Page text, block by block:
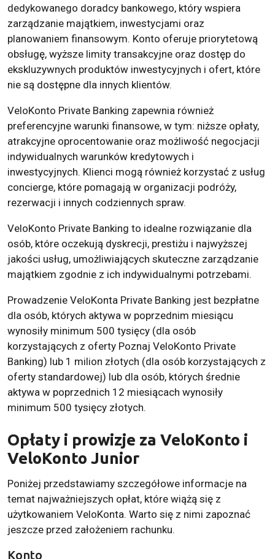
dedykowanego doradcy bankowego, który wspiera
zarządzanie majątkiem, inwestycjami oraz
planowaniem finansowym. Konto oferuje priorytetową
obsługę, wyższe limity transakcyjne oraz dostęp do
ekskluzywnych produktów inwestycyjnych i ofert, które
nie są dostępne dla innych klientów.
VeloKonto Private Banking zapewnia również
preferencyjne warunki finansowe, w tym: niższe opłaty,
atrakcyjne oprocentowanie oraz możliwość negocjacji
indywidualnych warunków kredytowych i
inwestycyjnych. Klienci mogą również korzystać z usług
concierge, które pomagają w organizacji podróży,
rezerwacji i innych codziennych spraw.
VeloKonto Private Banking to idealne rozwiązanie dla
osób, które oczekują dyskrecji, prestiżu i najwyższej
jakości usług, umożliwiających skuteczne zarządzanie
majątkiem zgodnie z ich indywidualnymi potrzebami.
Prowadzenie VeloKonta Private Banking jest bezpłatne
dla osób, których aktywa w poprzednim miesiącu
wynosiły minimum 500 tysięcy (dla osób
korzystających z oferty Poznaj VeloKonto Private
Banking) lub 1 milion złotych (dla osób korzystających z
oferty standardowej) lub dla osób, których średnie
aktywa w poprzednich 12 miesiącach wynosiły
minimum 500 tysięcy złotych.
Opłaty i prowizje za VeloKonto i
VeloKonto Junior
Poniżej przedstawiamy szczegółowe informacje na
temat najważniejszych opłat, które wiążą się z
użytkowaniem VeloKonta. Warto się z nimi zapoznać
jeszcze przed założeniem rachunku.
Konto